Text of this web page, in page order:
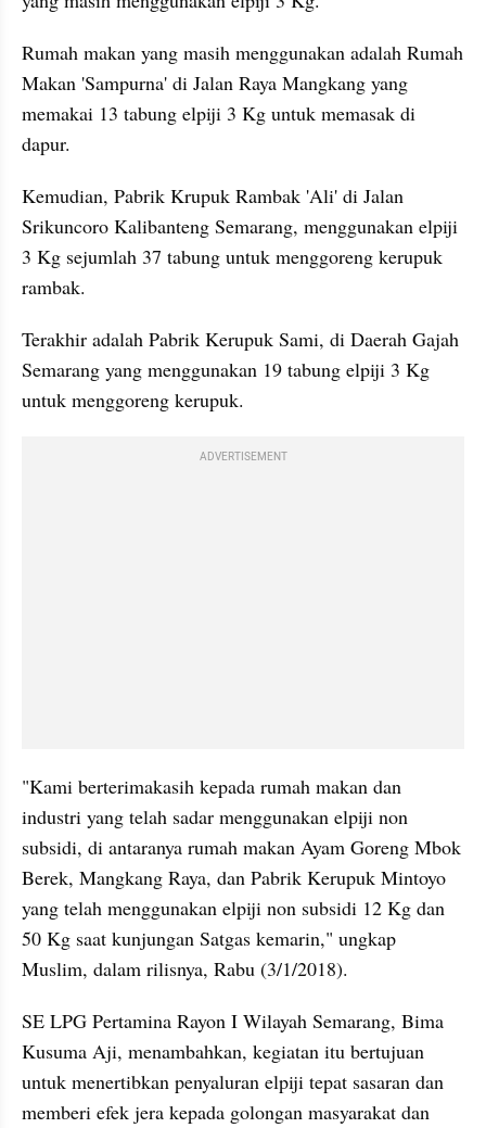
Rumah makan yang masih menggunakan adalah Rumah
Makan 'Sampurna' di Jalan Raya Mangkang yang
memakai 13 tabung elpiji 3 Kg untuk memasak di
dapur.
Kemudian, Pabrik Krupuk Rambak 'Ali' di Jalan
Srikuncoro Kalibanteng Semarang, menggunakan elpiji
3 Kg sejumlah 37 tabung untuk menggoreng kerupuk
rambak.
Terakhir adalah Pabrik Kerupuk Sami, di Daerah Gajah
Semarang yang menggunakan 19 tabung elpiji 3 Kg
untuk menggoreng kerupuk.
ADVERTISEMENT
"Kami berterimakasih kepada rumah makan dan
industri yang telah sadar menggunakan elpiji non
subsidi, di antaranya rumah makan Ayam Goreng Mbok
Berek, Mangkang Raya, dan Pabrik Kerupuk Mintoyo
yang telah menggunakan elpiji non subsidi 12 Kg dan
50 Kg saat kunjungan Satgas kemarin," ungkap
Muslim, dalam rilisnya, Rabu (3/1/2018).
SE LPG Pertamina Rayon I Wilayah Semarang, Bima
Kusuma Aji, menambahkan, kegiatan itu bertujuan
untuk menertibkan penyaluran elpiji tepat sasaran dan
memberi efek jera kepada golongan masyarakat dan